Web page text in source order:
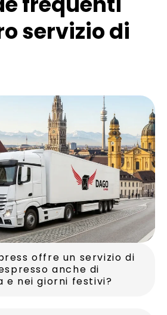
servizio di
offre un servizio di
anche di
e nei giorni festivi?